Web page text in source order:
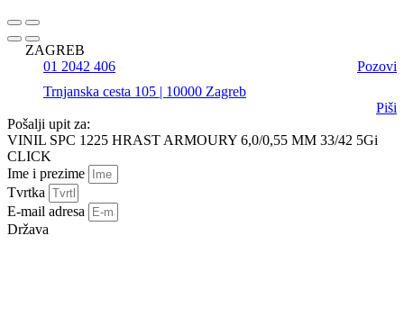
ZAGREB
01 2042 406
Pozovi
Trnjanska cesta 105 | 10000 Zagreb
Piši
Pošalji upit za:
VINIL SPC 1225 HRAST ARMOURY 6,0/0,55 MM 33/42 5Gi
CLICK
Ime i prezime
Tvrtka
E-mail adresa
Država